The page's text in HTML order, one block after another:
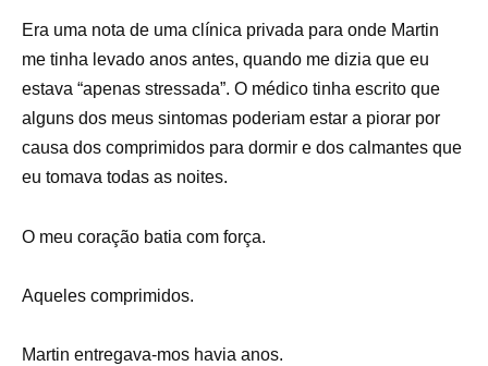
Era uma nota de uma clínica privada para onde Martin
me tinha levado anos antes, quando me dizia que eu
estava “apenas stressada”. O médico tinha escrito que
alguns dos meus sintomas poderiam estar a piorar por
causa dos comprimidos para dormir e dos calmantes que
eu tomava todas as noites.
O meu coração batia com força.
Aqueles comprimidos.
Martin entregava-mos havia anos.